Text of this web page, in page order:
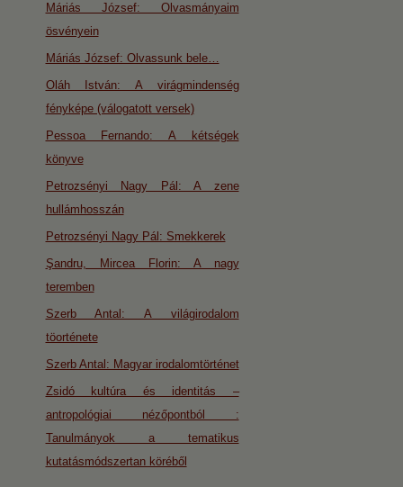
Máriás József: Olvasmányaim
ösvényein
Máriás József: Olvassunk bele…
Oláh István: A virágmindenség
fényképe (válogatott versek)
Pessoa Fernando: A kétségek
könyve
Petrozsényi Nagy Pál: A zene
hullámhosszán
Petrozsényi Nagy Pál: Smekkerek
Şandru, Mircea Florin: A nagy
teremben
Szerb Antal: A világirodalom
töorténete
Szerb Antal: Magyar irodalomtörténet
Zsidó kultúra és identitás –
antropológiai nézőpontból :
Tanulmányok a tematikus
kutatásmódszertan köréből